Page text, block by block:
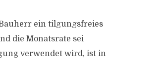
ein tilgungsfreies
die Monatsrate sei
verwendet wird, ist in